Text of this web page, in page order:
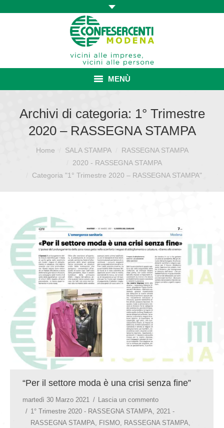
MENÙ
ASSOCIAZIONE
ISCRIZIONE E VANTAGGI
CONVENZIONI ISCRITTI
SERVIZI
GIOVEDÌ GASTRONOMICI
COMUNICATI E NEWS
CONTATTI
Archivi di categoria: 1° Trimestre
2020 – RASSEGNA STAMPA
Sei qui:Home SALA STAMPA
RASSEGNA STAMPA
2020 - RASSEGNA STAMPA
Categoria "1° Trimestre 2020 – RASSEGNA STAMPA"
“Per il settore moda è una crisi senza fine”
martedì 30 Marzo 2021
Lascia un commento
1° Trimestre 2020 - RASSEGNA STAMPA, 2021 -
RASSEGNA STAMPA, FISMO, RASSEGNA STAMPA,